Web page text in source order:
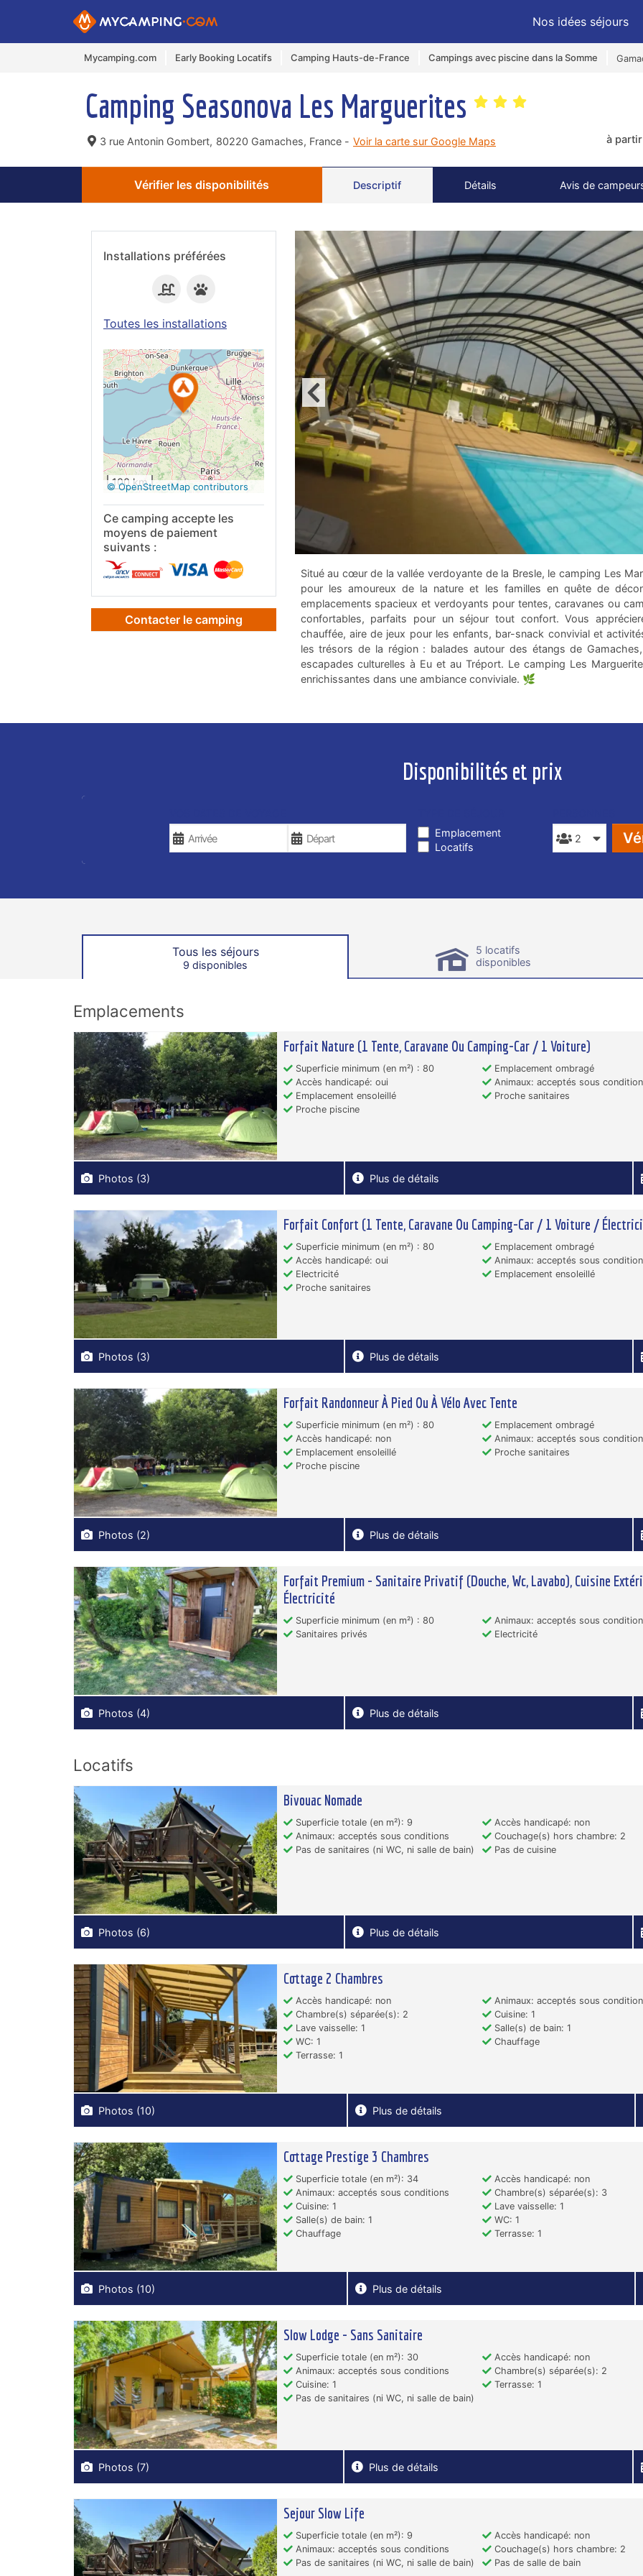
Nos idées séjours
Mycamping.com Early Booking Locatifs Camping Hauts-de-France Campings avec piscine dans la Somme
Camping Seasonova Les Marguerites
3 rue Antonin Gombert, 80220 Gamaches, France - Voir la carte sur Google Maps à
Vérifier les disponibilités Descriptif Détails Avis de
Installations préférées
Toutes les installations
Voir sur
Google
Maps
100 km
© OpenStreetMap contributors
Ce camping accepte les
moyens de paiement
suivants :
Contacter le camping
Situé au cœur de la vallée verdoyante de la Bresle, le camping Les
pour les amoureux de la nature et les familles en quête de
emplacements spacieux et verdoyants pour tentes, caravanes ou
confortables, parfaits pour un séjour tout confort. Vous
chauffée, aire de jeux pour les enfants, bar-snack convivial et
les trésors de la région : balades autour des étangs de
escapades culturelles à Eu et au Tréport. Le camping Les
enrichissantes dans une ambiance conviviale. 🌿
Disponibilités et prix
Emplacement
Locatifs
Tous les séjours
9 disponibles
5 locatifs
disponibles
Emplacements
Forfait Nature (1 Tente, Caravane Ou Camping-Car / 1 Voiture)
Superficie minimum (en m²) : 80
Emplacement ombragé
Accès handicapé: oui
Animaux: acceptés sous
Emplacement ensoleillé
Proche sanitaires
Proche piscine
Photos (3) Plus de détails
Forfait Confort (1 Tente, Caravane Ou Camping-Car / 1 Voiture /
Superficie minimum (en m²) : 80
Emplacement ombragé
Accès handicapé: oui
Animaux: acceptés sous
Electricité
Emplacement ensoleillé
Proche sanitaires
Photos (3) Plus de détails
Forfait Randonneur À Pied Ou À Vélo Avec Tente
Superficie minimum (en m²) : 80
Emplacement ombragé
Accès handicapé: non
Animaux: acceptés sous
Emplacement ensoleillé
Proche sanitaires
Proche piscine
Photos (2) Plus de détails
Forfait Premium - Sanitaire Privatif (Douche, Wc, Lavabo), Cuisine
Électricité
Superficie minimum (en m²) : 80
Animaux: acceptés sous
Sanitaires privés
Electricité
Photos (4) Plus de détails
Locatifs
Bivouac Nomade
Superficie totale (en m²): 9
Accès handicapé: non
Animaux: acceptés sous conditions
Couchage(s) hors chambre: 2
Pas de sanitaires (ni WC, ni salle de bain)
Pas de cuisine
Photos (6) Plus de détails
Cottage 2 Chambres
Accès handicapé: non
Animaux: acceptés sous
Chambre(s) séparée(s): 2
Cuisine: 1
Lave vaisselle: 1
Salle(s) de bain: 1
WC: 1
Chauffage
Terrasse: 1
Photos (10) Plus de détails
Cottage Prestige 3 Chambres
Superficie totale (en m²): 34
Accès handicapé: non
Animaux: acceptés sous conditions
Chambre(s) séparée(s): 3
Cuisine: 1
Lave vaisselle: 1
Salle(s) de bain: 1
WC: 1
Chauffage
Terrasse: 1
Photos (10) Plus de détails
Slow Lodge - Sans Sanitaire
Superficie totale (en m²): 30
Accès handicapé: non
Animaux: acceptés sous conditions
Chambre(s) séparée(s): 2
Cuisine: 1
Terrasse: 1
Pas de sanitaires (ni WC, ni salle de bain)
Photos (7) Plus de détails
Sejour Slow Life
Superficie totale (en m²): 9
Accès handicapé: non
Animaux: acceptés sous conditions
Couchage(s) hors chambre: 2
Pas de sanitaires (ni WC, ni salle de bain)
Pas de salle de bain